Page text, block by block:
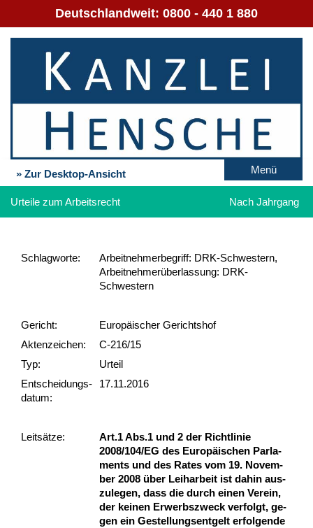
Deutschlandweit: 0800 - 440 1 880
» Zur Desktop-Ansicht Menü
Urteile zum Arbeitsrecht Nach Jahrgang
Schlag­worte:
Arbeitnehmerbegriff: DRK-Schwestern,
Arbeitnehmerüberlassung: DRK-
Schwestern
Gericht:
Europäischer Gerichtshof
Akten­zeichen:
C-216/15
Typ:
Urteil
Ent­scheid­ungs­
datum:
17.11.2016
Leit­sätze:
Art.1 Abs.1 und 2 der Richt­li­nie
2008/104/EG des Eu­ropäischen Par­la­
ments und des Ra­tes vom 19. No­vem­
ber 2008 über Leih­ar­beit ist da­hin aus­
zu­le­gen, dass die durch ei­nen Ver­ein,
der kei­nen Er­werbs­zweck ver­folgt, ge­
gen ein Ge­stel­lungs­ent­gelt er­fol­gen­de